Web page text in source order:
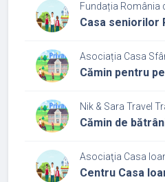
Fundația România
Casa seniorilor
Asociația Casa
Cămin pentru
Nik & Sara Travel
Cămin de
Asociaţia Casa
Centru Casa